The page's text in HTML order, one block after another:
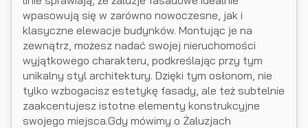
wpasowują się w zarówno nowoczesne, jak i
klasyczne elewacje budynków. Montując je na
zewnątrz, możesz nadać swojej nieruchomości
wyjątkowego charakteru, podkreślając przy tym
unikalny styl architektury. Dzięki tym osłonom, nie
tylko wzbogacisz estetykę fasady, ale też subtelnie
zaakcentujesz istotne elementy konstrukcyjne
swojego miejsca.Gdy mówimy o Żaluzjach